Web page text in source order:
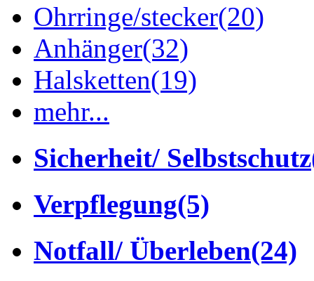
Ohrringe/stecker(20)
Anhänger(32)
Halsketten(19)
mehr...
Sicherheit/ Selbstschutz
Verpflegung(5)
Notfall/ Überleben(24)